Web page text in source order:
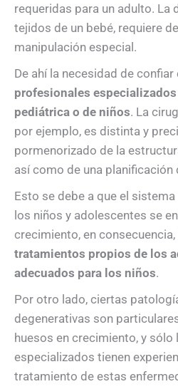
requeridas para un adulto. La
tejidos de un bebé, requiere
manipulación especial.
De ahí la necesidad de
profesionales
pediátrica o de niños. La
por ejemplo, es distinta y
pormenorizado de la
así como de una planificación
Esto se debe a que el
los niños y adolescentes se
crecimiento, en consecuencia,
tratamientos propios de los
adecuados para los niños.
Por otro lado, ciertas
degenerativas son
huesos en crecimiento, y
especializados tienen
tratamiento de estas